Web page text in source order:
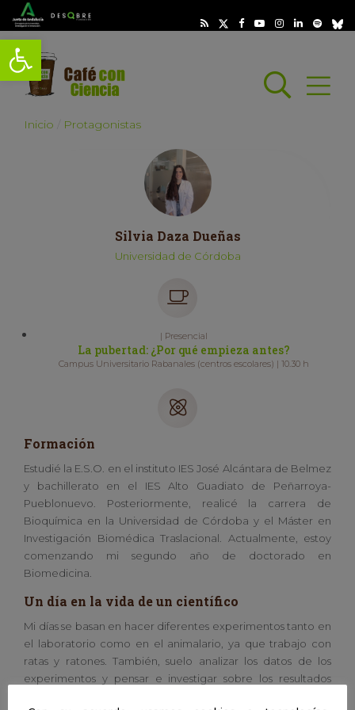
Abrir barra de herramientas
Abrir
Inicio Protagonistas
Silvia Daza Dueñas
Universidad de Córdoba
| Presencial
La pubertad: ¿Por qué empieza antes?
Campus Universitario Rabanales (centros escolares) | 10.30 h
Formación
Estudié la E.S.O. en el instituto IES José Alcántara de Belmez
y bachillerato en el IES Alto Guadiato de Peñarroya-
Pueblonuevo. Posteriormente, realicé la carrera de
Bioquímica en la Universidad de Córdoba y el Máster en
Investigación Biomédica Traslacional. Actualmente, estoy
comenzando mi segundo año de doctorado en
Biomedicina.
Un día en la vida de un científico
Mi días se basan en hacer diferentes experimentos tanto en
el laboratorio como en el animalario, ya que trabajo con
ratas y ratones. También, suelo analizar los datos de los
experimentos y pensar e investigar sobre los resultados